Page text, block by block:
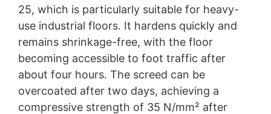
25, which is particularly suitable for heavy-
use industrial floors. It hardens quickly and
remains shrinkage-free, with the floor
becoming accessible to foot traffic after
about four hours. The screed can be
overcoated after two days, achieving a
compressive strength of 35 N/mm² after